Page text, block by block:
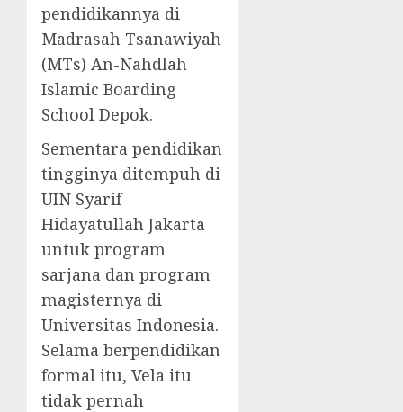
pendidikannya di
Madrasah Tsanawiyah
(MTs) An-Nahdlah
Islamic Boarding
School Depok.
Sementara pendidikan
tingginya ditempuh di
UIN Syarif
Hidayatullah Jakarta
untuk program
sarjana dan program
magisternya di
Universitas Indonesia.
Selama berpendidikan
formal itu, Vela itu
tidak pernah